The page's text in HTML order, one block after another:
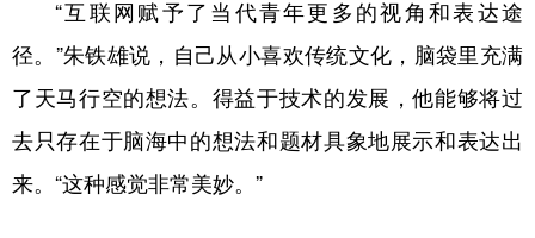
“互联网赋予了当代青年更多的视角和表达途
径。”朱铁雄说，自己从小喜欢传统文化，脑袋里充满
了天马行空的想法。得益于技术的发展，他能够将过
去只存在于脑海中的想法和题材具象地展示和表达出
来。“这种感觉非常美妙。”